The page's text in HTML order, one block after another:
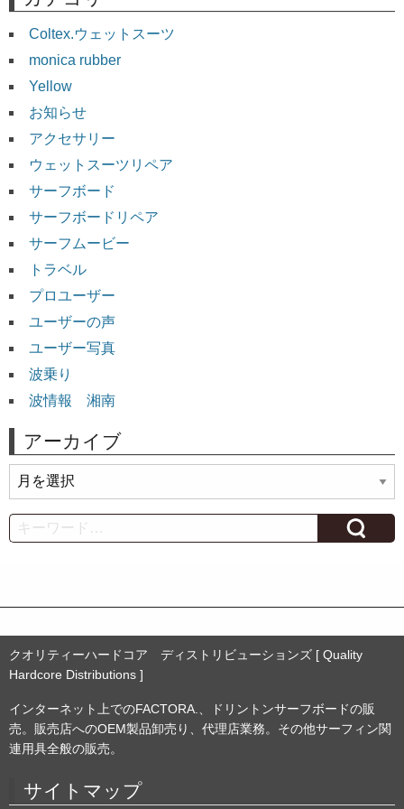
Coltex.ウェットスーツ
monica rubber
Yellow
お知らせ
アクセサリー
ウェットスーツリペア
サーフボード
サーフボードリペア
サーフムービー
トラベル
プロユーザー
ユーザーの声
ユーザー写真
波乗り
波情報 湘南
アーカイブ
ー
カ
イ
Search
クオリティーハードコア ディストリビューションズ [ Quality
Hardcore Distributions ]
インターネット上でのFACTORA.、ドリントンサーフボードの販
売。販売店へのOEM製品卸売り、代理店業務。その他サーフィン関
連用具全般の販売。
サイトマップ